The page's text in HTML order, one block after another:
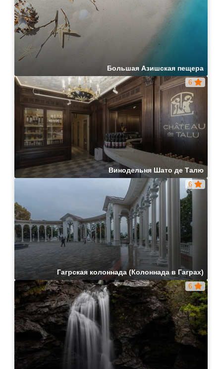
Большая Азишская пещера
Винодельня Шато де Талю
6
Гагрская колоннада (Колоннада в Гаграх)
6
6